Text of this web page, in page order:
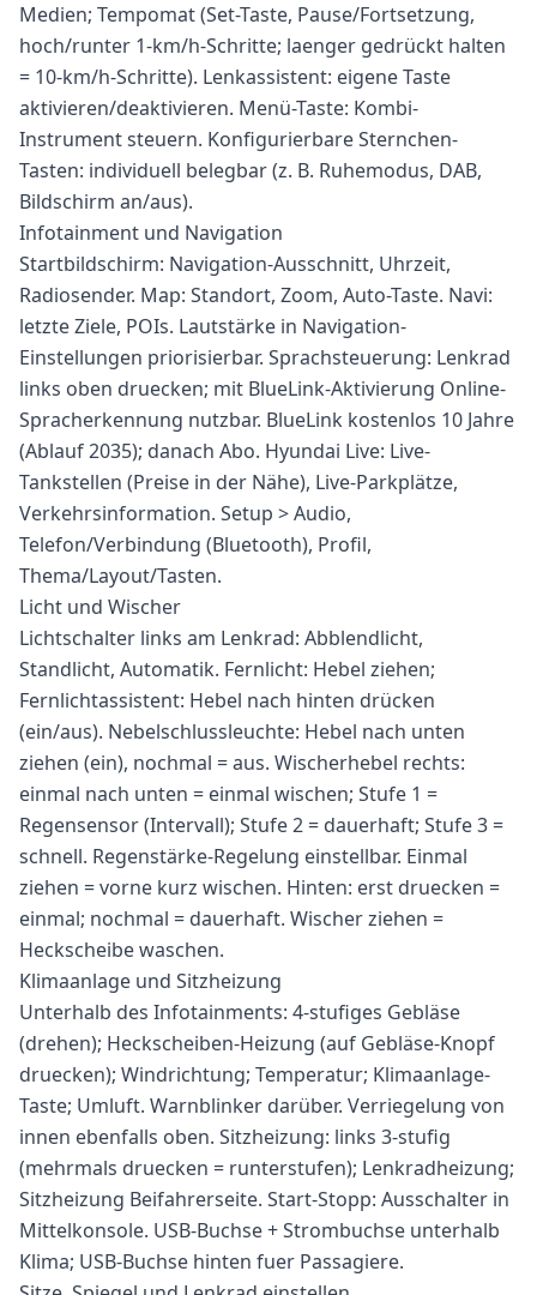
Medien; Tempomat (Set-Taste, Pause/Fortsetzung,
hoch/runter 1-km/h-Schritte; laenger gedrückt halten
= 10-km/h-Schritte). Lenkassistent: eigene Taste
aktivieren/deaktivieren. Menü-Taste: Kombi-
Instrument steuern. Konfigurierbare Sternchen-
Tasten: individuell belegbar (z. B. Ruhemodus, DAB,
Bildschirm an/aus).
Infotainment und Navigation
Startbildschirm: Navigation-Ausschnitt, Uhrzeit,
Radiosender. Map: Standort, Zoom, Auto-Taste. Navi:
letzte Ziele, POIs. Lautstärke in Navigation-
Einstellungen priorisierbar. Sprachsteuerung: Lenkrad
links oben druecken; mit BlueLink-Aktivierung Online-
Spracherkennung nutzbar. BlueLink kostenlos 10 Jahre
(Ablauf 2035); danach Abo. Hyundai Live: Live-
Tankstellen (Preise in der Nähe), Live-Parkplätze,
Verkehrsinformation. Setup > Audio,
Telefon/Verbindung (Bluetooth), Profil,
Thema/Layout/Tasten.
Licht und Wischer
Lichtschalter links am Lenkrad: Abblendlicht,
Standlicht, Automatik. Fernlicht: Hebel ziehen;
Fernlichtassistent: Hebel nach hinten drücken
(ein/aus). Nebelschlussleuchte: Hebel nach unten
ziehen (ein), nochmal = aus. Wischerhebel rechts:
einmal nach unten = einmal wischen; Stufe 1 =
Regensensor (Intervall); Stufe 2 = dauerhaft; Stufe 3 =
schnell. Regenstärke-Regelung einstellbar. Einmal
ziehen = vorne kurz wischen. Hinten: erst druecken =
einmal; nochmal = dauerhaft. Wischer ziehen =
Heckscheibe waschen.
Klimaanlage und Sitzheizung
Unterhalb des Infotainments: 4-stufiges Gebläse
(drehen); Heckscheiben-Heizung (auf Gebläse-Knopf
druecken); Windrichtung; Temperatur; Klimaanlage-
Taste; Umluft. Warnblinker darüber. Verriegelung von
innen ebenfalls oben. Sitzheizung: links 3-stufig
(mehrmals druecken = runterstufen); Lenkradheizung;
Sitzheizung Beifahrerseite. Start-Stopp: Ausschalter in
Mittelkonsole. USB-Buchse + Strombuchse unterhalb
Klima; USB-Buchse hinten fuer Passagiere.